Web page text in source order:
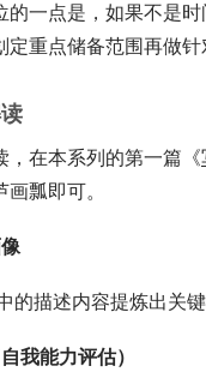
的一点是，如果不是
定重点储备范围再做
，在本系列的第一篇《
瓢即可。
的描述内容提炼出关
我能力评估）